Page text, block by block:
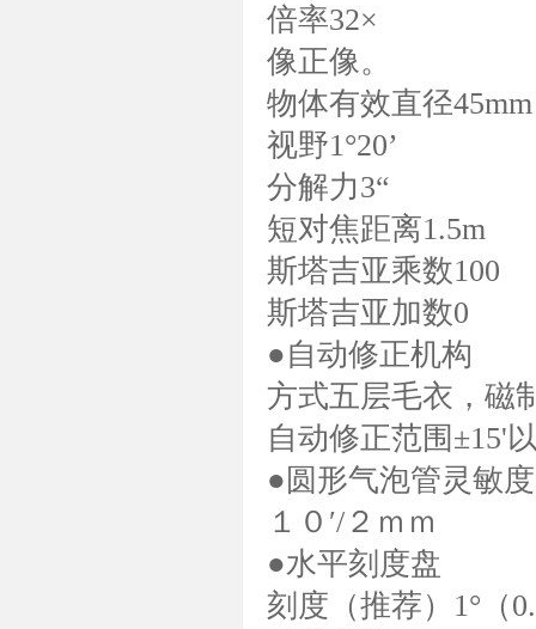
倍率32×
像正像。
物体有效直径45mm
视野1°20’
分解力3“
短对焦距离1.5m
斯塔吉亚乘数100
斯塔吉亚加数0
●自动修正机构
方式五层毛衣，磁
自动修正范围±15'
●圆形气泡管灵敏度
１０′/２ｍｍ
●水平刻度盘
刻度（推荐）1°（